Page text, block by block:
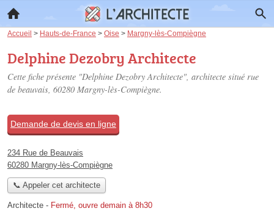
Accueil > Hauts-de-France > Oise > Margny-lès-Compiègne
Delphine Dezobry Architecte
Cette fiche présente "Delphine Dezobry Architecte", architecte situé rue
de beauvais, 60280 Margny-lès-Compiègne.
Demande de devis en ligne
234 Rue de Beauvais
60280 Margny-lès-Compiègne
📞 Appeler cet architecte
Architecte - Fermé, ouvre demain à 8h30